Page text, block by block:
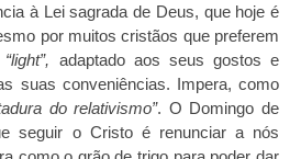
à Lei sagrada de Deus, que hoje é
por muitos cristãos que preferem
“light”, adaptado aos seus gostos e
suas conveniências. Impera, como
do relativismo”. O Domingo de
seguir o Cristo é renunciar a nós